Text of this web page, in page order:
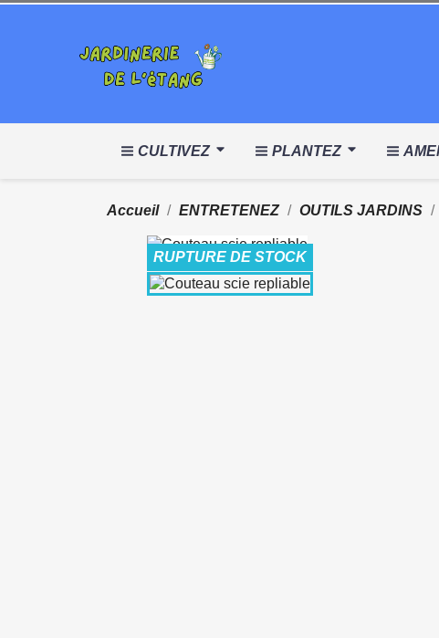
CULTIVEZ PLANTEZ
Accueil ENTRETENEZ OUTILS JARDINS
RUPTURE DE STOCK